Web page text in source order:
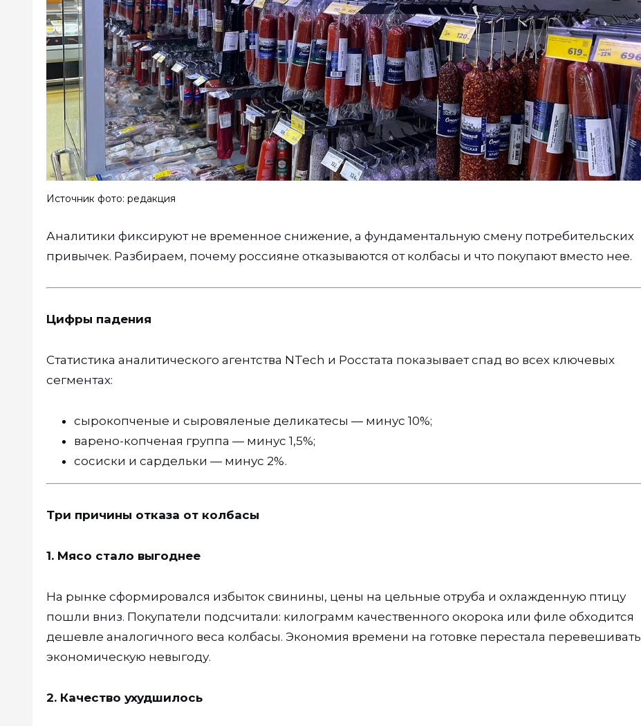
Источник фото: редакция
Аналитики фиксируют не временное снижение, а фундаментальную смену потребительских
привычек. Разбираем, почему россияне отказываются от колбасы и что покупают вместо нее.
Цифры падения
Статистика аналитического агентства NTech и Росстата показывает спад во всех ключевых
сегментах:
сырокопченые и сыровяленые деликатесы — минус 10%;
варено-копченая группа — минус 1,5%;
сосиски и сардельки — минус 2%.
Три причины отказа от колбасы
1. Мясо стало выгоднее
На рынке сформировался избыток свинины, цены на цельные отруба и охлажденную птицу
пошли вниз. Покупатели подсчитали: килограмм качественного окорока или филе обходится
дешевле аналогичного веса колбасы. Экономия времени на готовке перестала перевешивать
экономическую невыгоду.
2. Качество ухудшилось